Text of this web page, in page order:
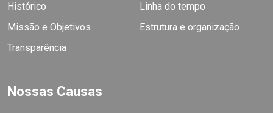
Histórico
Linha do tempo
Missão e Objetivos
Estrutura e organização
Transparência
Nossas Causas